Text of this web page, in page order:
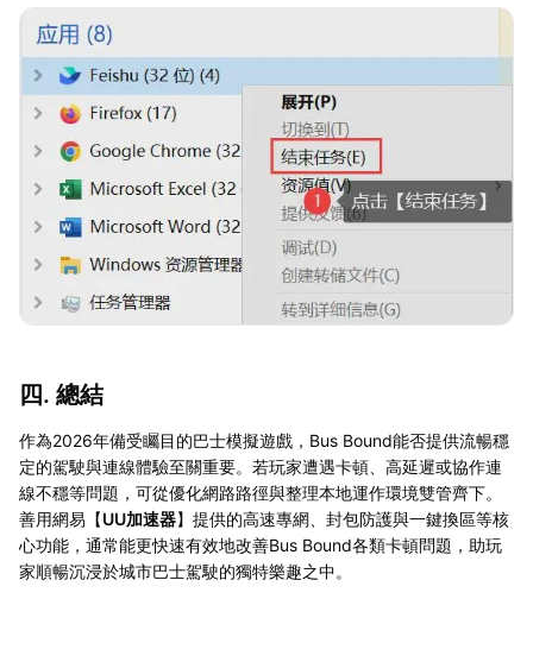
四. 總結
作為2026年備受矚目的巴士模擬遊戲，Bus Bound能否提供流暢穩
定的駕駛與連線體驗至關重要。若玩家遭遇卡頓、高延遲或協作連
線不穩等問題，可從優化網路路徑與整理本地運作環境雙管齊下。
善用網易【UU加速器】提供的高速專網、封包防護與一鍵換區等核
心功能，通常能更快速有效地改善Bus Bound各類卡頓問題，助玩
家順暢沉浸於城市巴士駕駛的獨特樂趣之中。